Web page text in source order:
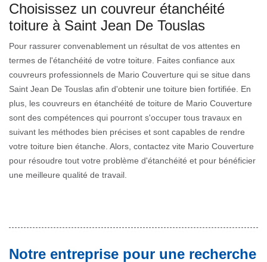
Choisissez un couvreur étanchéité
toiture à Saint Jean De Touslas
Pour rassurer convenablement un résultat de vos attentes en
termes de l'étanchéité de votre toiture. Faites confiance aux
couvreurs professionnels de Mario Couverture qui se situe dans
Saint Jean De Touslas afin d'obtenir une toiture bien fortifiée. En
plus, les couvreurs en étanchéité de toiture de Mario Couverture
sont des compétences qui pourront s'occuper tous travaux en
suivant les méthodes bien précises et sont capables de rendre
votre toiture bien étanche. Alors, contactez vite Mario Couverture
pour résoudre tout votre problème d'étanchéité et pour bénéficier
une meilleure qualité de travail.
Notre entreprise pour une recherche